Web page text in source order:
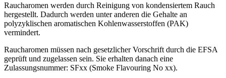
Raucharomen werden durch Reinigung von kondensiertem Rauch
hergestellt. Dadurch werden unter anderen die Gehalte an
polyzyklischen aromatischen Kohlenwasserstoffen (PAK)
vermindert.
Raucharomen müssen nach gesetzlicher Vorschrift durch die EFSA
geprüft und zugelassen sein. Sie erhalten danach eine
Zulassungsnummer: SFxx (Smoke Flavouring No xx).